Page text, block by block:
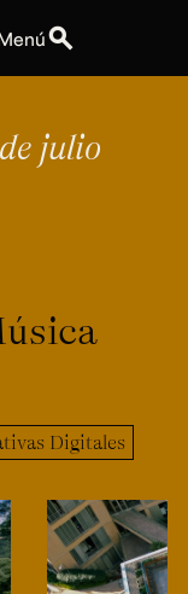
search
339 4949
Ext.
2504
julio
Digitales